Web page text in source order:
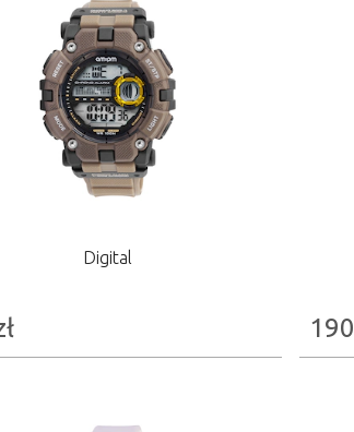
Digital
190